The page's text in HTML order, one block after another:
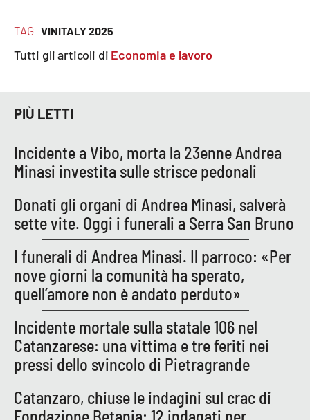
Apple
TAG VINITALY 2025
Tutti gli articoli di Economia e lavoro
PIÙ LETTI
Incidente a Vibo, morta la 23enne Andrea
Minasi investita sulle strisce pedonali
Donati gli organi di Andrea Minasi, salverà
sette vite. Oggi i funerali a Serra San Bruno
I funerali di Andrea Minasi. Il parroco: «Per
nove giorni la comunità ha sperato,
quell’amore non è andato perduto»
Incidente mortale sulla statale 106 nel
Catanzarese: una vittima e tre feriti nei
pressi dello svincolo di Pietragrande
Catanzaro, chiuse le indagini sul crac di
Fondazione Betania: 12 indagati per